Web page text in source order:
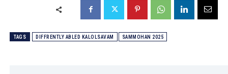
TAGS DIFFRENTLY ABLED KALOLSAVAM SAMMOHAN 2025